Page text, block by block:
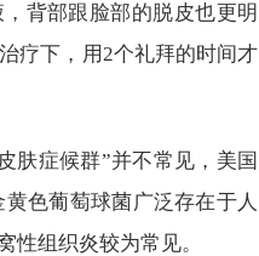
背部跟脸部的脱皮也更明
疗下，用2个礼拜的时间才
肤症候群”并不常见，美国
色葡萄球菌广泛存在于人
组织炎较为常见。